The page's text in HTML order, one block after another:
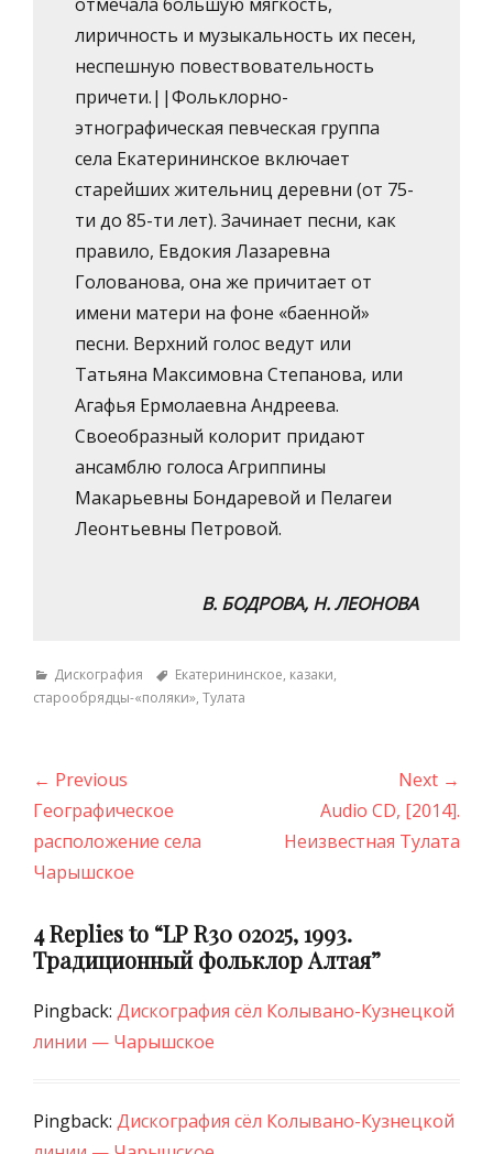
лиричность и музыкальность их песен,
неспешную повествовательность
причети.||Фольклорно-
этнографическая певческая группа
села Екатерининское включает
старейших жительниц деревни (от 75-
ти до 85-ти лет). Зачинает песни, как
правило, Евдокия Лазаревна
Голованова, она же причитает от
имени матери на фоне «баенной»
песни. Верхний голос ведут или
Татьяна Максимовна Степанова, или
Агафья Ермолаевна Андреева.
Своеобразный колорит придают
ансамблю голоса Агриппины
Макарьевны Бондаревой и Пелагеи
Леонтьевны Петровой.
В. БОДРОВА, Н. ЛЕОНОВА
Categories
Дискография TagsЕкатерининское, казаки,
старообрядцы-«поляки», Тулата
Навигация
по
записям
← Previous
Previous
post:
Географическое
расположение села
Чарышское
Next →
post:
Audio СD, [2014].
Неизвестная Тулата
4 Replies to “LP R30 02025, 1993.
Традиционный фольклор Алтая”
Pingback: Дискография сёл Колывано-Кузнецкой
линии — Чарышское
Pingback: Дискография сёл Колывано-Кузнецкой